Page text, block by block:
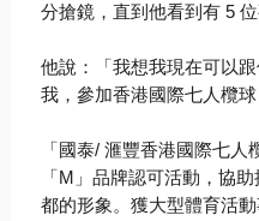
分搶鏡，直到他看到有 5
他說：「我想我現在可以
我，參加香港國際七人欖
「國泰/ 滙豐香港國際七人
「M 」品牌認可活動，協助
都的形象。獲大型體育活